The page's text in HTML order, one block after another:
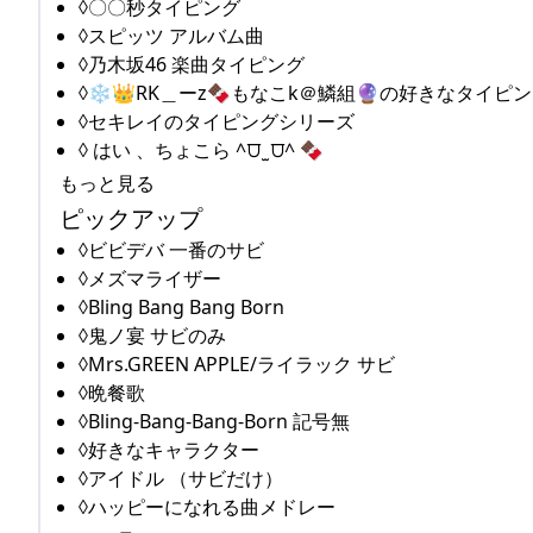
◊〇〇秒タイピング
◊スピッツ アルバム曲
◊乃木坂46 楽曲タイピング
◊❄️👑RK＿ーz🍫もなこk＠鱗組🔮の好きなタイピン
◊セキレイのタイピングシリーズ
◊ はい 、ちょこら ^⩌ ̫ ⩌^ 🍫
もっと見る
ピックアップ
◊ビビデバ 一番のサビ
◊メズマライザー
◊Bling Bang Bang Born
◊鬼ノ宴 サビのみ
◊Mrs.GREEN APPLE/ライラック サビ
◊晩餐歌
◊Bling-Bang-Bang-Born 記号無
◊好きなキャラクター
◊アイドル （サビだけ）
◊ハッピーになれる曲メドレー